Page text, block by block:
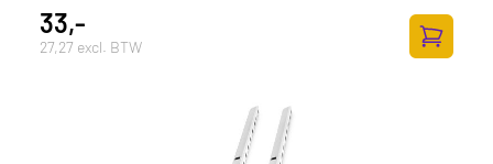
33,-
27,27 excl. BTW